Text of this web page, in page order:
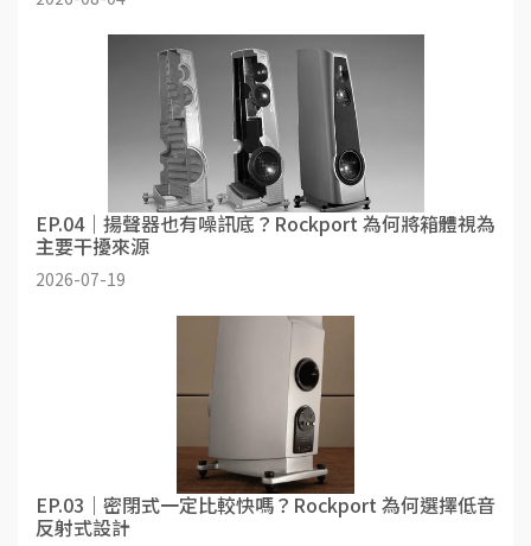
EP.04｜揚聲器也有噪訊底？Rockport 為何將箱體視為
主要干擾來源
2026-07-19
EP.03｜密閉式一定比較快嗎？Rockport 為何選擇低音
反射式設計